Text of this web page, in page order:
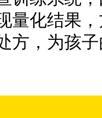
量化结果
方，为孩